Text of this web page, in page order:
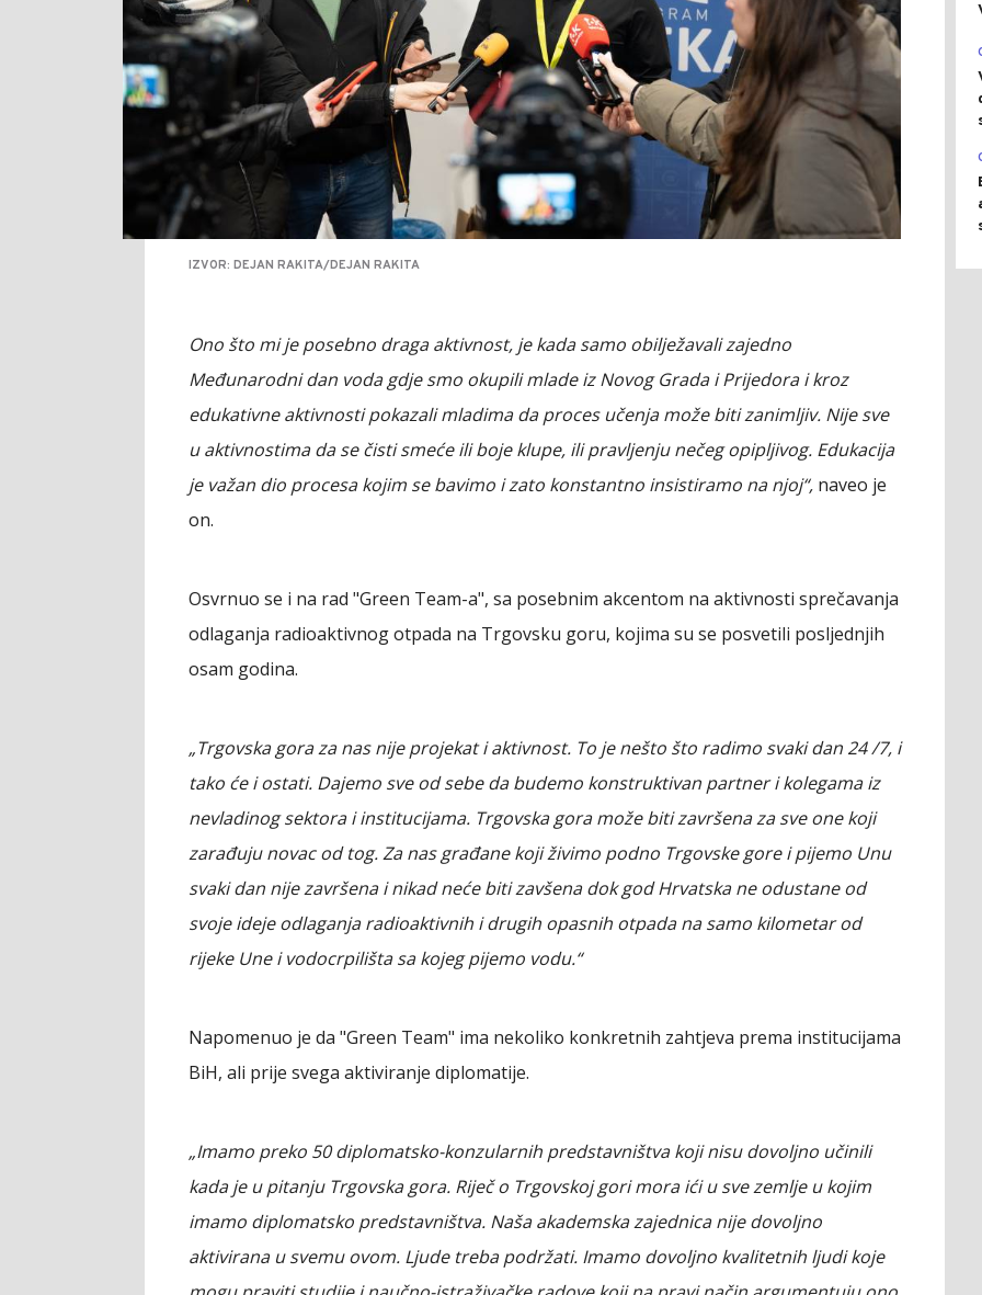
IZVOR: DEJAN RAKITA/DEJAN RAKITA
Ono što mi je posebno draga aktivnost, je kada samo obilježavali zajedno
Međunarodni dan voda gdje smo okupili mlade iz Novog Grada i Prijedora i kroz
edukativne aktivnosti pokazali mladima da proces učenja može biti zanimljiv. Nije sve
u aktivnostima da se čisti smeće ili boje klupe, ili pravljenju nečeg opipljivog. Edukacija
je važan dio procesa kojim se bavimo i zato konstantno insistiramo na njoj“, naveo je
on.
Osvrnuo se i na rad "Green Team-a", sa posebnim akcentom na aktivnosti sprečavanja
odlaganja radioaktivnog otpada na Trgovsku goru, kojima su se posvetili posljednjih
osam godina.
„Trgovska gora za nas nije projekat i aktivnost. To je nešto što radimo svaki dan 24 /7, i
tako će i ostati. Dajemo sve od sebe da budemo konstruktivan partner i kolegama iz
nevladinog sektora i institucijama. Trgovska gora može biti završena za sve one koji
zarađuju novac od tog. Za nas građane koji živimo podno Trgovske gore i pijemo Unu
svaki dan nije završena i nikad neće biti zavšena dok god Hrvatska ne odustane od
svoje ideje odlaganja radioaktivnih i drugih opasnih otpada na samo kilometar od
rijeke Une i vodocrpilišta sa kojeg pijemo vodu.“
Napomenuo je da "Green Team" ima nekoliko konkretnih zahtjeva prema institucijama
BiH, ali prije svega aktiviranje diplomatije.
„Imamo preko 50 diplomatsko-konzularnih predstavništva koji nisu dovoljno učinili
kada je u pitanju Trgovska gora. Riječ o Trgovskoj gori mora ići u sve zemlje u kojim
imamo diplomatsko predstavništva. Naša akademska zajednica nije dovoljno
aktivirana u svemu ovom. Ljude treba podržati. Imamo dovoljno kvalitetnih ljudi koje